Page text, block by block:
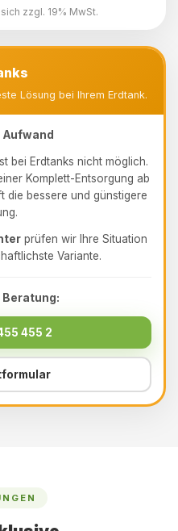
zzgl. 19% MwSt.
Lösung bei Ihrem Erdtank.
Aufwand
bei Erdtanks nicht möglich.
Komplett-Entsorgung ab
die bessere und günstigere
prüfen wir Ihre Situation
Variante.
Beratung:
455 2